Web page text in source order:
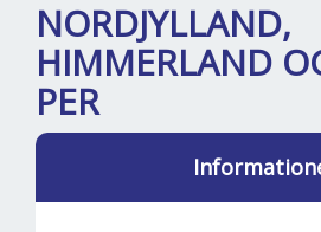
BOOKING
FOREDRAG
NORDJYLLAND,
HIMMERLAND
PER